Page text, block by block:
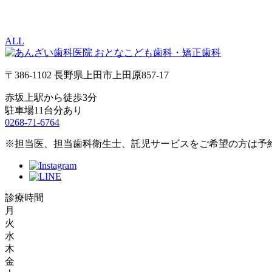
ALL
〒386-1102 長野県上田市上田原857-17
赤坂上駅から徒歩3分
駐車場11台分あり
0268-71-6764
※担当医、担当歯科衛生士、託児サービスをご希望の方は予
診療時間
月
火
水
木
金